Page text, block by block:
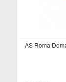
AS Roma